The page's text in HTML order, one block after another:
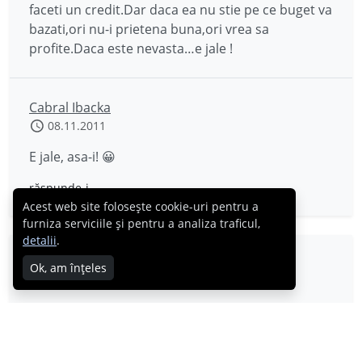
faceti un credit.Dar daca ea nu stie pe ce buget va
bazati,ori nu-i prietena buna,ori vrea sa
profite.Daca este nevasta…e jale !
Cabral Ibacka
08.11.2011
E jale, asa-i! 😀
răspunde-i
alex
08.11.2011
Acest web site folosește cookie-uri pentru a
furniza serviciile și pentru a analiza traficul,
detalii.
Ok, am înțeles